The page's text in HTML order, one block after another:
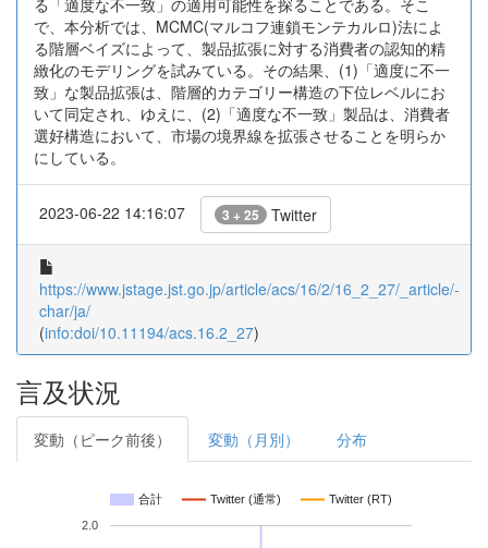
る「適度な不一致」の適用可能性を探ることである。そこ
で、本分析では、MCMC(マルコフ連鎖モンテカルロ)法によ
る階層ベイズによって、製品拡張に対する消費者の認知的精
緻化のモデリングを試みている。その結果、(1)「適度に不一
致」な製品拡張は、階層的カテゴリー構造の下位レベルにお
いて同定され、ゆえに、(2)「適度な不一致」製品は、消費者
選好構造において、市場の境界線を拡張させることを明らか
にしている。
2023-06-22 14:16:07 3 + 25 Twitter
https://www.jstage.jst.go.jp/article/acs/16/2/16_2_27/_article/-
char/ja/
(info:doi/10.11194/acs.16.2_27)
言及状況
変動（ピーク前後） 変動（月別） 分布
合計 Twitter (通常) Twitter (RT)
2.0